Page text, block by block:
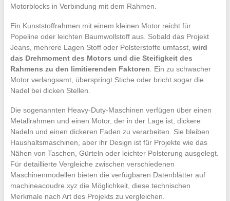
Motorblocks in Verbindung mit dem Rahmen.
Ein Kunststoffrahmen mit einem kleinen Motor reicht für
Popeline oder leichten Baumwollstoff aus. Sobald das Projekt
Jeans, mehrere Lagen Stoff oder Polsterstoffe umfasst, wird
das Drehmoment des Motors und die Steifigkeit des
Rahmens zu den limitierenden Faktoren . Ein zu schwacher
Motor verlangsamt, überspringt Stiche oder bricht sogar die
Nadel bei dicken Stellen.
Die sogenannten Heavy-Duty-Maschinen verfügen über einen
Metallrahmen und einen Motor, der in der Lage ist, dickere
Nadeln und einen dickeren Faden zu verarbeiten. Sie bleiben
Haushaltsmaschinen, aber ihr Design ist für Projekte wie das
Nähen von Taschen, Gürteln oder leichter Polsterung ausgelegt.
Für detaillierte Vergleiche zwischen verschiedenen
Maschinenmodellen bieten die verfügbaren Datenblätter auf
machineacoudre.xyz die Möglichkeit, diese technischen
Merkmale nach Art des Projekts zu vergleichen.